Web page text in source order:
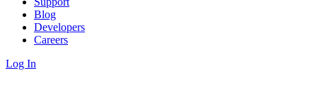
Blog
Developers
Careers
Log In